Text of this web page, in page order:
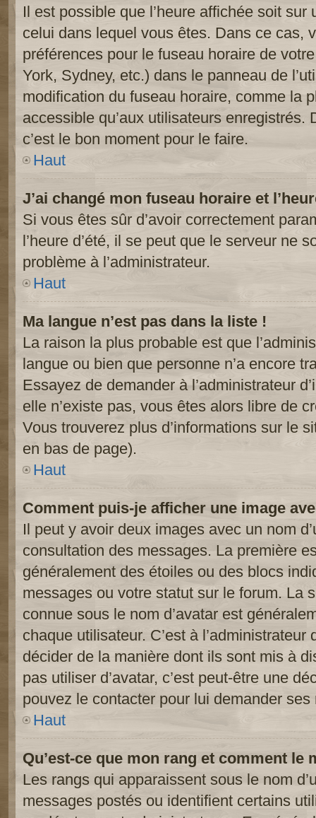
Il est possible que l’heure affichée soit
celui dans lequel vous êtes. Dans ce cas,
préférences pour le fuseau horaire de
York, Sydney, etc.) dans le panneau de
modification du fuseau horaire, comme la
accessible qu’aux utilisateurs enregistrés.
c’est le bon moment pour le faire.
Haut
J’ai changé mon fuseau horaire et
Si vous êtes sûr d’avoir correctement
l’heure d’été, il se peut que le serveur ne
problème à l’administrateur.
Haut
Ma langue n’est pas dans la liste !
La raison la plus probable est que
langue ou bien que personne n’a encore
Essayez de demander à l’administrateur
elle n’existe pas, vous êtes alors libre de
Vous trouverez plus d’informations sur le
en bas de page).
Haut
Comment puis-je afficher une image
Il peut y avoir deux images avec un nom
consultation des messages. La première
généralement des étoiles ou des blocs
messages ou votre statut sur le forum. La
connue sous le nom d’avatar est
chaque utilisateur. C’est à l’administrateur
décider de la manière dont ils sont mis à
pas utiliser d’avatar, c’est peut-être une
pouvez le contacter pour lui demander ses
Haut
Qu’est-ce que mon rang et comment le
Les rangs qui apparaissent sous le nom
messages postés ou identifient certains